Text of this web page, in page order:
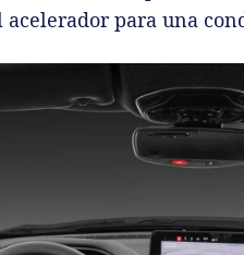
acelerador para una